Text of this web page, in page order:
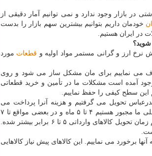
بازار وجود ندارد و نمی توانیم آمار دقیقی از
خودمان داریم بتوانیم بیشترین سهم بازار را بدست
نرخ ارز و گرانی مستمر مواد اولیه و قطعات مورد
می نماییم برای مان مشکل ساز می شود و روی
آمده است مشکلات ما در تأمین و خرید قطعاتی
این سطح کیفی را حفظ نماییم.
در بندرعباس تحویل می گرفتیم و هزینه آنرا پرداخت می
کردیم. ولی تحریم ها سبب شده شرایط پرداخت برای ما بسیار دشوار شود. در شرایط فعلی ما مجبور هستیم ۴ تا ۵ ماه و در بعضی مواقع تا ۷
ماه جلوتر پول را پرداخت نماییم و منتظر تحویل محصولات باشیم. در واقع در شرایط تحریم زمان تحویل کالاهای وارداتی ۵ تا ۶ برابر بیشتر شده.
برخورد می نماییم. این کالاهای پیش نیاز کالاهایی